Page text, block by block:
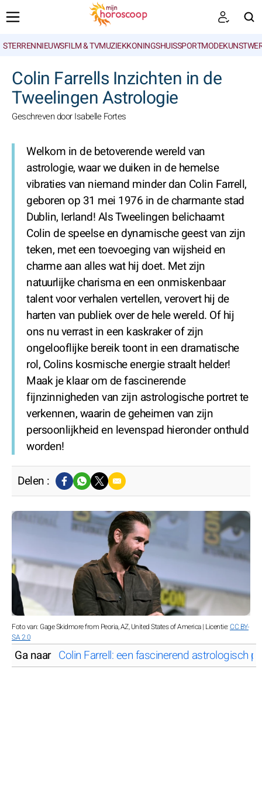
STERRENNIEUWSFILM & TVMUZIEKKONINGSHUISSPORTMODE
Colin Farrells Inzichten in de
Tweelingen Astrologie
Geschreven door Isabelle Fortes
Welkom in de betoverende wereld van
astrologie, waar we duiken in de hemelse
vibraties van niemand minder dan Colin Farrell,
geboren op 31 mei 1976 in de charmante stad
Dublin, Ierland! Als Tweelingen belichaamt
Colin de speelse en dynamische geest van zijn
teken, met een toevoeging van wijsheid en
charme aan alles wat hij doet. Met zijn
natuurlijke charisma en een onmiskenbaar
talent voor verhalen vertellen, verovert hij de
harten van publiek over de hele wereld. Of hij
ons nu verrast in een kaskraker of zijn
ongelooflijke bereik toont in een dramatische
rol, Colins kosmische energie straalt helder!
Maak je klaar om de fascinerende
fijnzinnigheden van zijn astrologische portret te
verkennen, waarin de geheimen van zijn
persoonlijkheid en levenspad hieronder onthuld
worden!
Delen :
Foto van: Gage Skidmore from Peoria, AZ, United States of America | Licentie:CC BY-
SA 2.0
Ga naar Colin Farrell: een fascinerend astrologisch